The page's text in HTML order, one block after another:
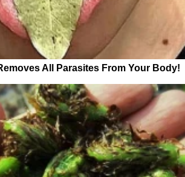
All Parasites From Your Body!